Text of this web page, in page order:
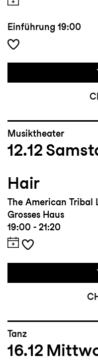
Einführung 19:00
Musiktheater
12.12
Hair
The American Tribal
Grosses Haus
19:00 - 21:20
Tanz
16.12